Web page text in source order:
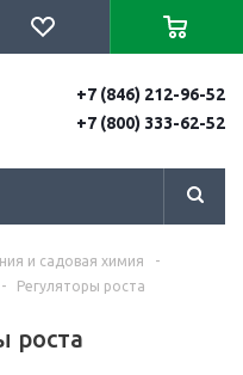
+7 (846) 212-96-52
+7 (800) 333-62-52
и садовая химия
-
- Регуляторы роста
роста